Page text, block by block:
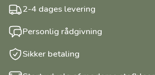
2-4 dages levering
Personlig rådgivning
Sikker betaling